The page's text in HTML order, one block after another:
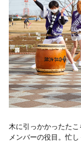
木に引っかかったた
メンバーの役目。忙